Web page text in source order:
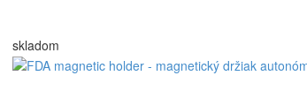
skladom